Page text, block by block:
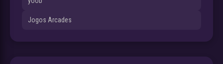
Jogos Arcades